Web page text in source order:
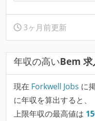
3ヶ月前更新
年収の高いBem 求
現在 Forkwell Jobs に
に年収を算出すると、
上限年収の最高値は